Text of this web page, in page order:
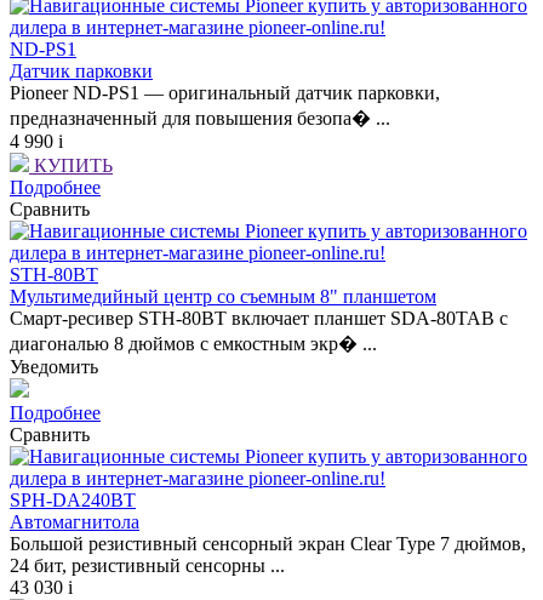
ND-PS1
Датчик парковки
Pioneer ND-PS1 — оригинальный датчик парковки,
предназначенный для повышения безопа� ...
4 990 i
КУПИТЬ
Подробнее
Сравнить
STH-80BT
Мультимедийный центр со съемным 8" планшетом
Смарт-ресивер STH-80BT включает планшет SDA-80TAB с
диагональю 8 дюймов с емкостным экр� ...
Уведомить
Подробнее
Сравнить
SPH-DA240BT
Автомагнитола
Большой резистивный сенсорный экран Clear Type 7 дюймов,
24 бит, резистивный сенсорны ...
43 030 i